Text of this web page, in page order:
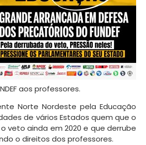
aos professores.
Norte Nordeste pela Educação
de vários Estados quem que o
veto ainda em 2020 e que derrube
o direitos dos professores.